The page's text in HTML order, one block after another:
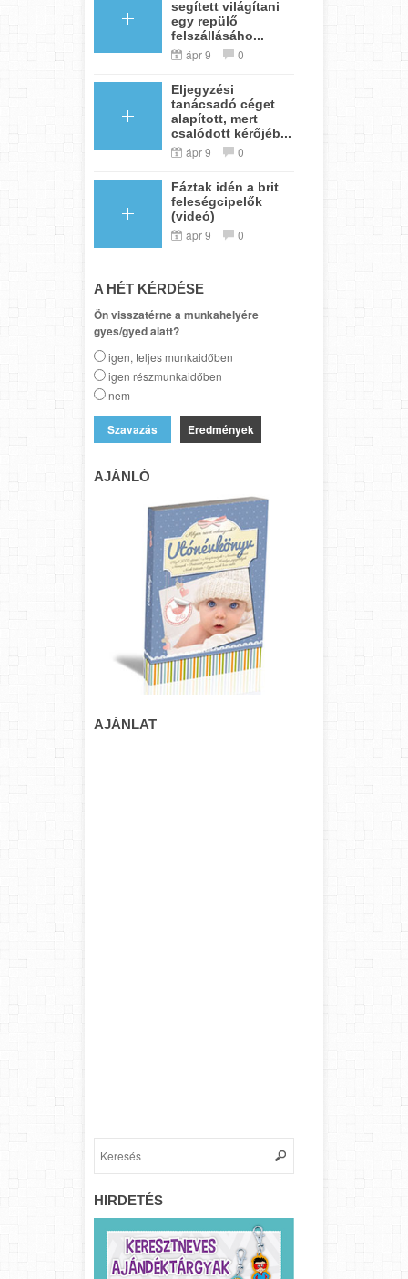
segített világítani
egy repülő
felszállásáho...
ápr 9 0
Eljegyzési
tanácsadó céget
alapított, mert
csalódott kérőjéb...
ápr 9 0
Fáztak idén a brit
feleségcipelők
(videó)
ápr 9 0
A HÉT KÉRDÉSE
Ön visszatérne a munkahelyére
gyes/gyed alatt?
igen, teljes munkaidőben
igen részmunkaidőben
nem
Eredmények
AJÁNLÓ
AJÁNLAT
HIRDETÉS